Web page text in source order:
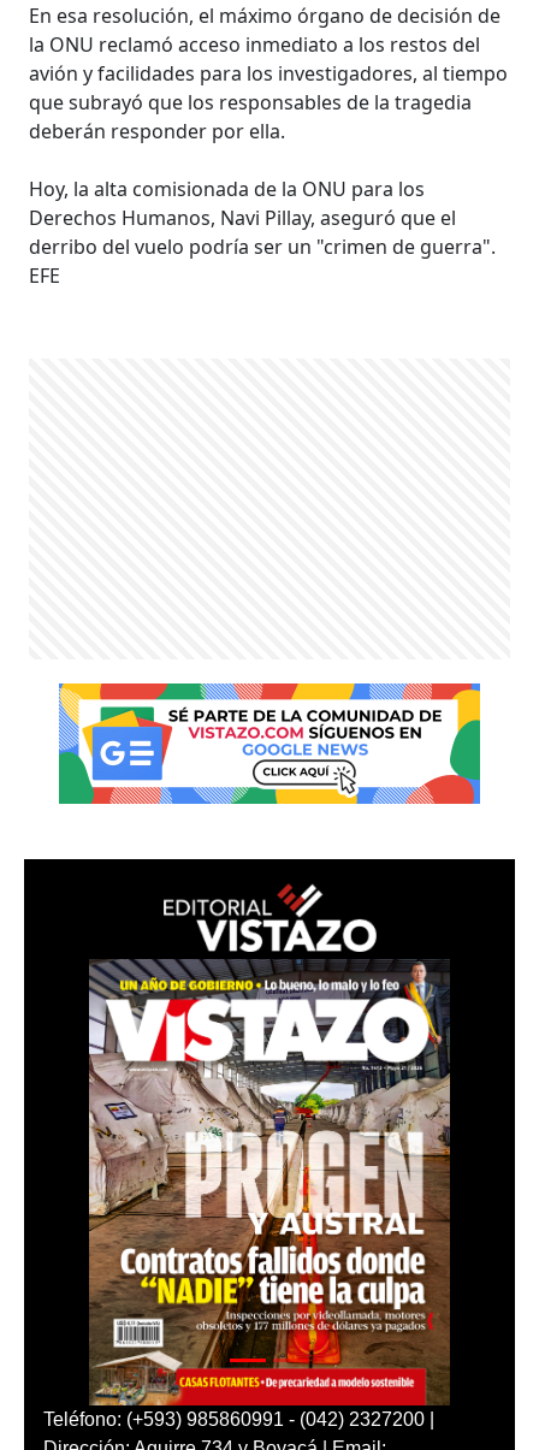
En esa resolución, el máximo órgano de decisión de
la ONU reclamó acceso inmediato a los restos del
avión y facilidades para los investigadores, al tiempo
que subrayó que los responsables de la tragedia
deberán responder por ella.
Hoy, la alta comisionada de la ONU para los
Derechos Humanos, Navi Pillay, aseguró que el
derribo del vuelo podría ser un "crimen de guerra".
EFE
Teléfono: (+593) 985860991 - (042) 2327200 |